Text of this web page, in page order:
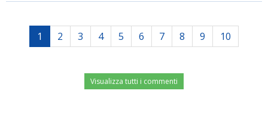
1 2 3 4 5 6 7 8 9 10
Visualizza tutti i commenti